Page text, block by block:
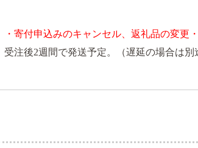
・寄付申込みのキャンセル、返礼品の変更
受注後2週間で発送予定。（遅延の場合は別